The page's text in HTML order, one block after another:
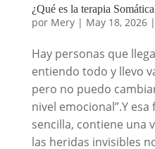
¿Qué es la terapia
por Mery| May 18, 2026|
Hay personas que
entiendo todo y llevo
pero no puedo
nivel emocional”.Y
sencilla, contiene una
las heridas invisibles